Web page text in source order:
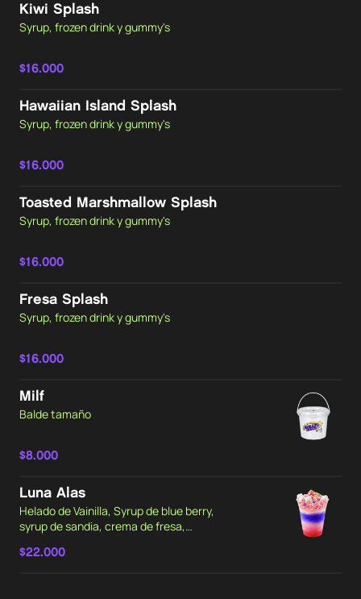
Kiwi Splash
Syrup, frozen drink y gummy's
$16.000
Hawaiian Island Splash
Syrup, frozen drink y gummy's
$16.000
Toasted Marshmallow Splash
Syrup, frozen drink y gummy's
$16.000
Fresa Splash
Syrup, frozen drink y gummy's
$16.000
Milf
Balde tamaño
$8.000
Luna Alas
Helado de Vainilla, Syrup de blue berry,
syrup de sandia, crema de fresa,
mashmellows, Syrup, frozen drink,
$22.000